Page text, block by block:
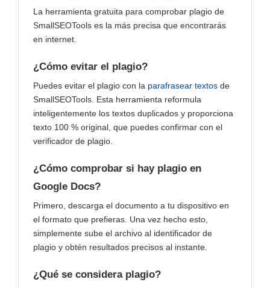
La herramienta gratuita para comprobar plagio de
SmallSEOTools es la más precisa que encontrarás
en internet.
¿Cómo evitar el plagio?
Puedes evitar el plagio con la parafrasear textos de
SmallSEOTools. Esta herramienta reformula
inteligentemente los textos duplicados y proporciona
texto 100 % original, que puedes confirmar con el
verificador de plagio.
¿Cómo comprobar si hay plagio en
Google Docs?
Primero, descarga el documento a tu dispositivo en
el formato que prefieras. Una vez hecho esto,
simplemente sube el archivo al identificador de
plagio y obtén resultados precisos al instante.
¿Qué se considera plagio?